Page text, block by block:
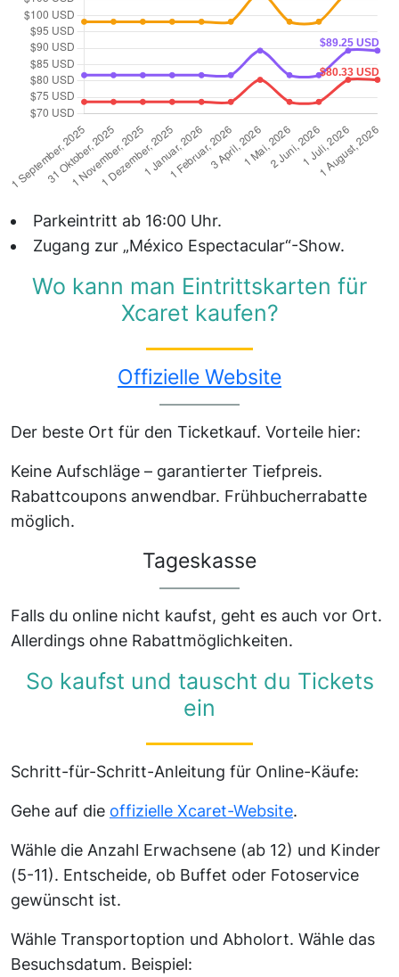
Parkeintritt ab 16:00 Uhr.
Zugang zur „México Espectacular“-Show.
Wo kann man Eintrittskarten für
Xcaret kaufen?
Offizielle Website
Der beste Ort für den Ticketkauf. Vorteile hier:
Keine Aufschläge – garantierter Tiefpreis.
Rabattcoupons anwendbar. Frühbucherrabatte
möglich.
Tageskasse
Falls du online nicht kaufst, geht es auch vor Ort.
Allerdings ohne Rabattmöglichkeiten.
So kaufst und tauscht du Tickets
ein
Schritt-für-Schritt-Anleitung für Online-Käufe:
Gehe auf die offizielle Xcaret-Website.
Wähle die Anzahl Erwachsene (ab 12) und Kinder
(5-11). Entscheide, ob Buffet oder Fotoservice
gewünscht ist.
Wähle Transportoption und Abholort. Wähle das
Besuchsdatum. Beispiel: